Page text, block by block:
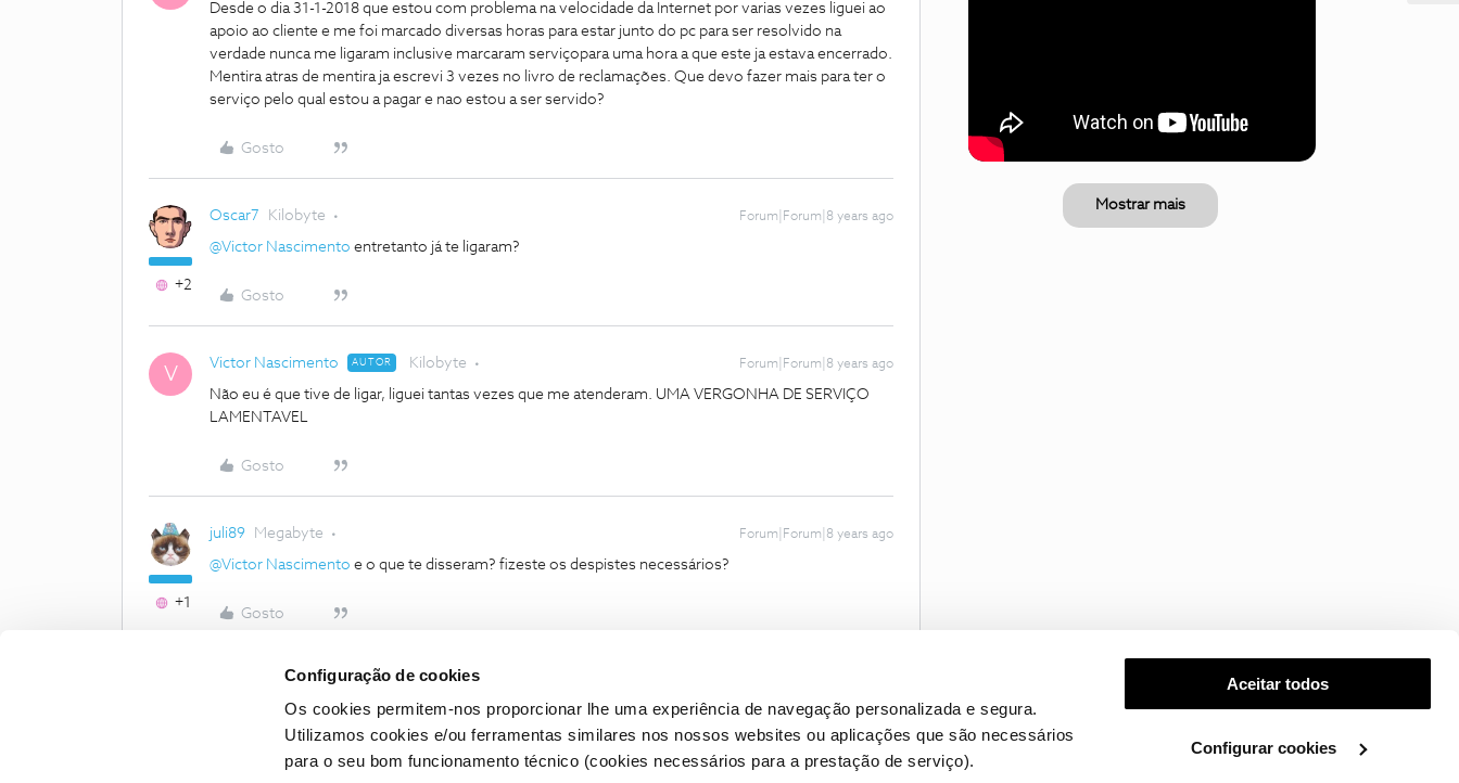
Configuração de cookies
Os cookies permitem-nos proporcionar lhe uma experiência de navegação personalizada e segura.
Utilizamos cookies e/ou ferramentas similares nos nossos websites ou aplicações que são necessários
para o seu bom funcionamento técnico (cookies necessários para a prestação de serviço).
Aceitar todos
Configurar cookies
Desde o dia 31-1-2018 que estou com problema na velocidade da Internet por varias vezes liguei ao
apoio ao cliente e me foi marcado diversas horas para estar junto do pc para ser resolvido na
verdade nunca me ligaram inclusive marcaram serviçopara uma hora a que este ja estava encerrado.
Mentira atras de mentira ja escrevi 3 vezes no livro de reclamações. Que devo fazer mais para ter o
serviço pelo qual estou a pagar e nao estou a ser servido?
Gosto
+2
Oscar7 Kilobyte Forum|Forum|8 years ago
@Victor Nascimento entretanto já te ligaram?
Gosto
V Victor Nascimento AUTOR Kilobyte Forum|Forum|8 years ago
Não eu é que tive de ligar, liguei tantas vezes que me atenderam. UMA VERGONHA DE SERVIÇO
LAMENTAVEL
Gosto
+1
juli89 Megabyte Forum|Forum|8 years ago
@Victor Nascimento e o que te disseram? fizeste os despistes necessários?
Gosto
Mostrar mais